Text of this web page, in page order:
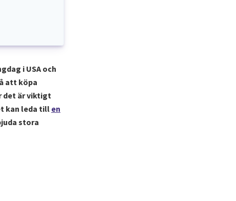
i USA och
att köpa
det är viktigt
kan leda till en
stora